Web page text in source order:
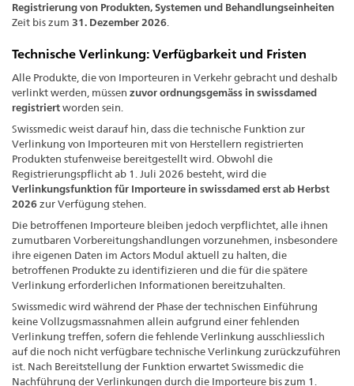
Registrierung von Produkten, Systemen und Behandlungseinheiten
Zeit bis zum 31. Dezember 2026
Technische Verlinkung: Verfügbarkeit und Fristen
Alle Produkte, die von Importeuren in Verkehr gebracht und deshalb
verlinkt werden, müssen zuvor ordnungsgemäss in swissdamed
registriertworden sein.
Swissmedic weist darauf hin, dass die technische Funktion zur
Verlinkung von Importeuren mit von Herstellern registrierten
Produkten stufenweise bereitgestellt wird. Obwohl die
Registrierungspflicht ab 1. Juli 2026 besteht, wird die
Verlinkungsfunktion für Importeure in swissdamed erst ab Herbst
2026zur Verfügung stehen.
Die betroffenen Importeure bleiben jedoch verpflichtet, alle ihnen
zumutbaren Vorbereitungshandlungen vorzunehmen, insbesondere
ihre eigenen Daten im Actors Modul aktuell zu halten, die
betroffenen Produkte zu identifizieren und die für die spätere
Verlinkung erforderlichen Informationen bereitzuhalten.
Swissmedic wird während der Phase der technischen Einführung
keine Vollzugsmassnahmen allein aufgrund einer fehlenden
Verlinkung treffen, sofern die fehlende Verlinkung ausschliesslich
auf die noch nicht verfügbare technische Verlinkung zurückzuführen
ist. Nach Bereitstellung der Funktion erwartet Swissmedic die
Nachführung der Verlinkungen durch die Importeure bis zum 1.